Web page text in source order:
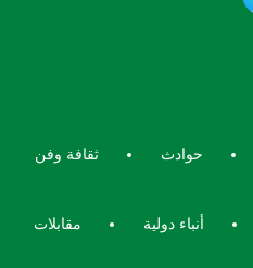
حوادث ثقافة وفن
أنباء دولية مقابلات